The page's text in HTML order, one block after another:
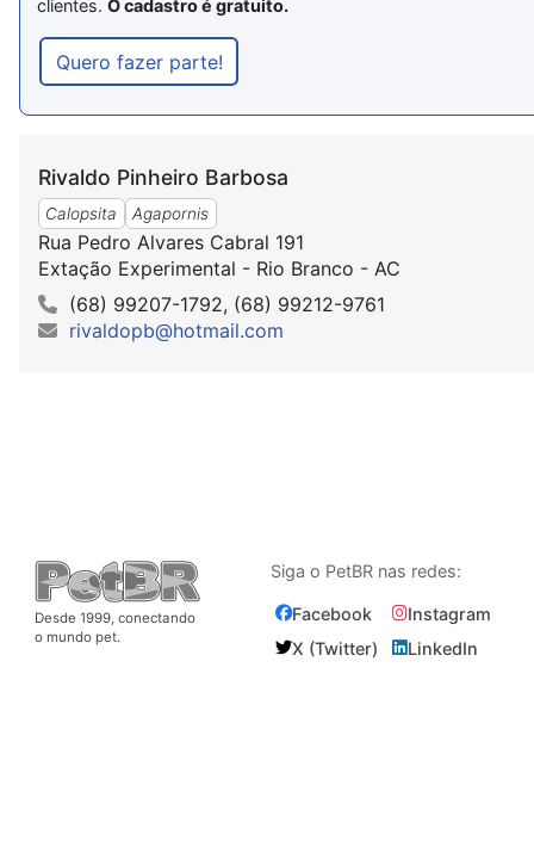
clientes.O cadastro é gratuito.
Quero fazer parte!
Rivaldo Pinheiro Barbosa
Calopsita Agapornis
Rua Pedro Alvares Cabral 191
Extação Experimental - Rio Branco - AC
(68) 99207-1792, (68) 99212-9761
rivaldopb@hotmail.com
Desde 1999, conectando
o mundo pet.
Siga o PetBR nas redes:
Facebook
Instagram
X (Twitter)
LinkedIn